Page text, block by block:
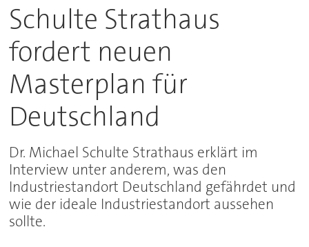
Schulte Strathaus
fordert neuen
Masterplan für
Deutschland
Dr. Michael Schulte Strathaus erklärt im
Interview unter anderem, was den
Industriestandort Deutschland gefährdet und
wie der ideale Industriestandort aussehen
sollte.